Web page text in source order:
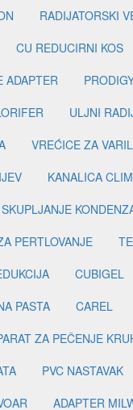
RADIJATORSKI
CU REDUCIRNI KOS
ADAPTER
ULJNI
VREĆICE ZA
KANALICA
PERTLOVANJE
CUBIGEL
PASTA CAREL
ZA PEČENJE
PVC NASTAVAK
ADAPTER